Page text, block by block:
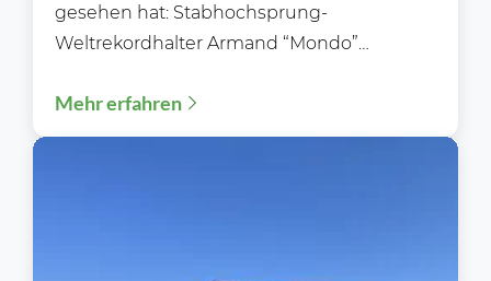
gesehen hat: Stabhochsprung-
Weltrekordhalter Armand “Mondo”
außergewöhnliche Herausforderung
gemeistert und...
Mehr erfahren